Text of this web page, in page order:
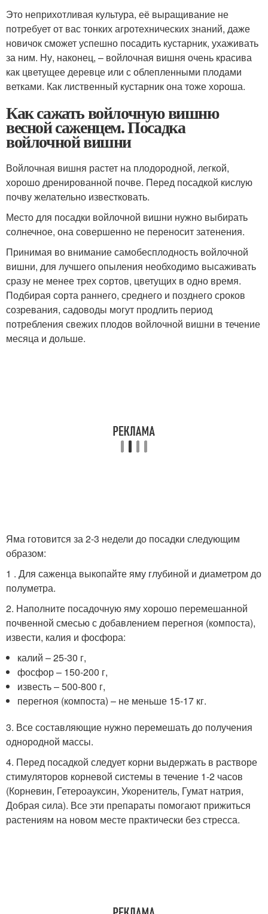
Это неприхотливая культура, её выращивание не
потребует от вас тонких агротехнических знаний, даже
новичок сможет успешно посадить кустарник, ухаживать
за ним. Ну, наконец, – войлочная вишня очень красива
как цветущее деревце или с облепленными плодами
ветками. Как лиственный кустарник она тоже хороша.
Как сажать войлочную вишню
весной саженцем. Посадка
войлочной вишни
Войлочная вишня растет на плодородной, легкой,
хорошо дренированной почве. Перед посадкой кислую
почву желательно известковать.
Место для посадки войлочной вишни нужно выбирать
солнечное, она совершенно не переносит затенения.
Принимая во внимание самобесплодность войлочной
вишни, для лучшего опыления необходимо высаживать
сразу не менее трех сортов, цветущих в одно время.
Подбирая сорта раннего, среднего и позднего сроков
созревания, садоводы могут продлить период
потребления свежих плодов войлочной вишни в течение
месяца и дольше.
Яма готовится за 2-3 недели до посадки следующим
образом:
1 . Для саженца выкопайте яму глубиной и диаметром до
полуметра.
2. Наполните посадочную яму хорошо перемешанной
почвенной смесью с добавлением перегноя (компоста),
извести, калия и фосфора:
калий – 25-30 г,
фосфор – 150-200 г,
известь – 500-800 г,
перегноя (компоста) – не меньше 15-17 кг.
3. Все составляющие нужно перемешать до получения
однородной массы.
4. Перед посадкой следует корни выдержать в растворе
стимуляторов корневой системы в течение 1-2 часов
(Корневин, Гетероауксин, Укоренитель, Гумат натрия,
Добрая сила). Все эти препараты помогают прижиться
растениям на новом месте практически без стресса.